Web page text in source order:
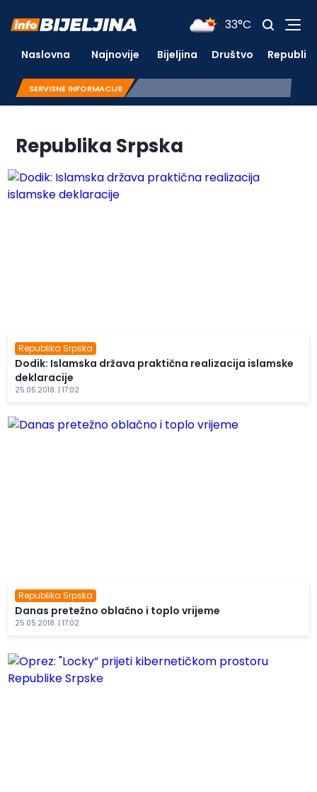
33°C
Naslovna Najnovije Bijeljina Društvo
SERVISNE INFORMACIJE
Republika Srpska
Republika Srpska
Dodik: Islamska država praktična realizacija islamske
deklaracije
25.05.2018. | 17:02
Republika Srpska
Danas pretežno oblačno i toplo vrijeme
25.05.2018. | 17:02